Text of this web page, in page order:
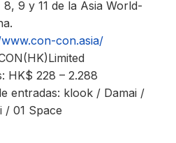
9 y 11 de la Asia World-
con.asia/
HK$ 228 – 2.288
entradas: klook / Damai /
/ 01 Space